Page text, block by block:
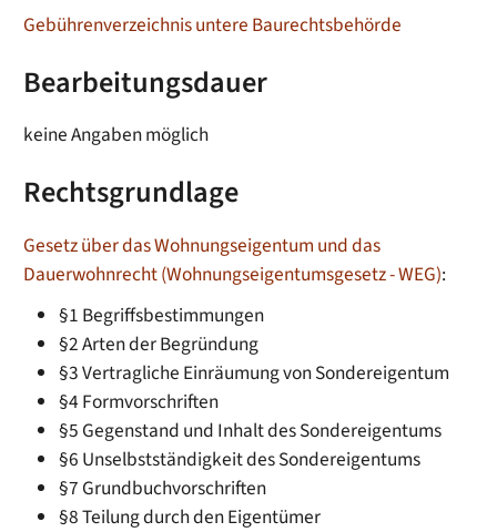
Gebührenverzeichnis untere Baurechtsbehörde
Bearbeitungsdauer
keine Angaben möglich
Rechtsgrundlage
Gesetz über das Wohnungseigentum und das
Dauerwohnrecht (Wohnungseigentumsgesetz - WEG):
§1 Begriffsbestimmungen
§2 Arten der Begründung
§3 Vertragliche Einräumung von Sondereigentum
§4 Formvorschriften
§5 Gegenstand und Inhalt des Sondereigentums
§6 Unselbstständigkeit des Sondereigentums
§7 Grundbuchvorschriften
§8 Teilung durch den Eigentümer